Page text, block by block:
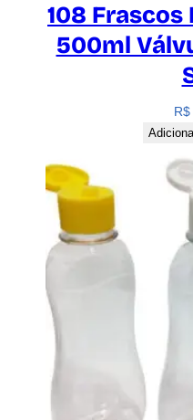
108
500ml
R$